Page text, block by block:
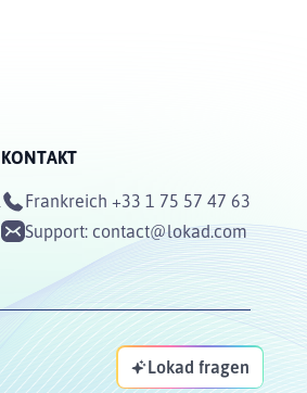
KONTAKT
Frankreich +33 1 75 57 47 63
Support: contact@lokad.com
Lokad fragen